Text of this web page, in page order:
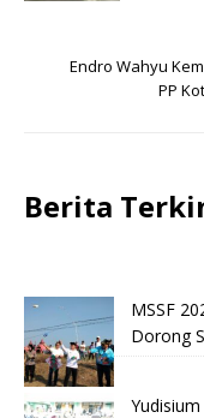
Endro Wahyu
PP
Berita
MSSF
Dorong